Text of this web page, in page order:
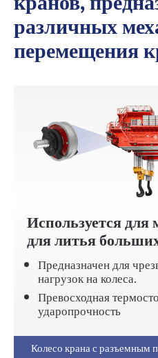
различных
перемещения
Используется для
для литья
Предназначен для
нагрузок на колеса.
Превосходная
ударопрочность
Колесо крана с разъемным